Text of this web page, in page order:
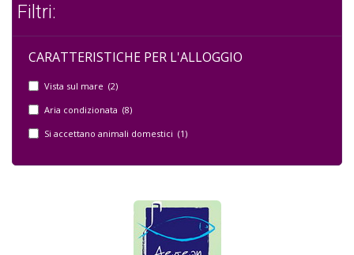
Filtri:
CARATTERISTICHE PER L'ALLOGGIO
Vista sul mare (2)
Aria condizionata (8)
Si accettano animali domestici (1)